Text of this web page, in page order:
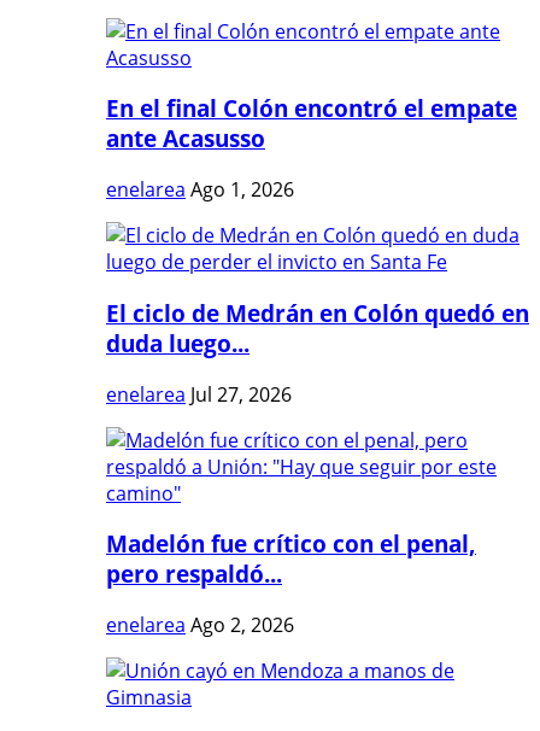
En el final Colón encontró el empate
ante Acasusso
enelarea Ago 1, 2026
El ciclo de Medrán en Colón quedó en
duda luego...
enelarea Jul 27, 2026
Madelón fue crítico con el penal,
pero respaldó...
enelarea Ago 2, 2026